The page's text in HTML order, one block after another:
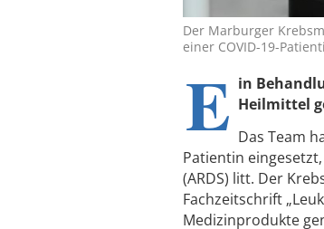
Der Marburger
einer COVID-19-
E in
Heilmittel
Das Team
Patientin
(ARDS) litt. Der
Fachzeitschrift
Medizinprodukte